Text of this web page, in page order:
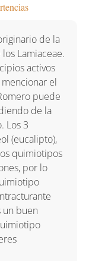
de la
Lamiaceae.
activos
el
puede
de la
Los 3
(eucalipto),
quimiotipos
por lo
un buen